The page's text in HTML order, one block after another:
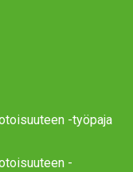
-työpaja
-